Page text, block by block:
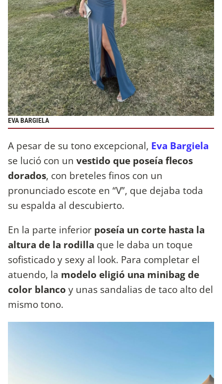
EVA BARGIELA
A pesar de su tono excepcional, Eva Bargiela
se lució con un vestido que poseía flecos
dorados, con breteles finos con un
pronunciado escote en “V”, que dejaba toda
su espalda al descubierto.
En la parte inferior poseía un corte hasta la
altura de la rodilla que le daba un toque
sofisticado y sexy al look. Para completar el
atuendo, la modelo eligió una minibag de
color blanco y unas sandalias de taco alto del
mismo tono.